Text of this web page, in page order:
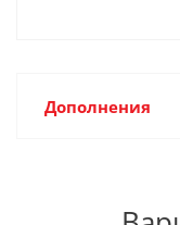
Дополнения